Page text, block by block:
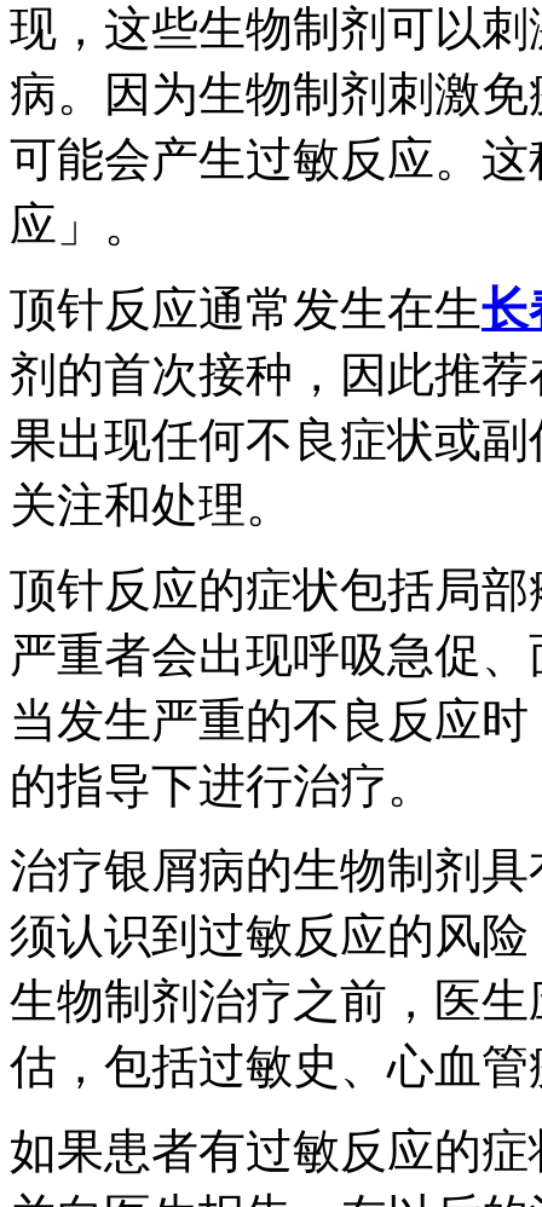
现，这些生物制剂可以
病。因为生物制剂刺激
可能会产生过敏反应。
应」。
顶针反应通常发生在生长
剂的首次接种，因此推
果出现任何不良症状或
关注和处理。
顶针反应的症状包括局
严重者会出现呼吸急促
当发生严重的不良反应
的指导下进行治疗。
治疗银屑病的生物制剂
须认识到过敏反应的风
生物制剂治疗之前，医
估，包括过敏史、心血
如果患者有过敏反应的